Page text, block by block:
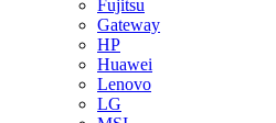
Fujitsu
Gateway
HP
Huawei
Lenovo
LG